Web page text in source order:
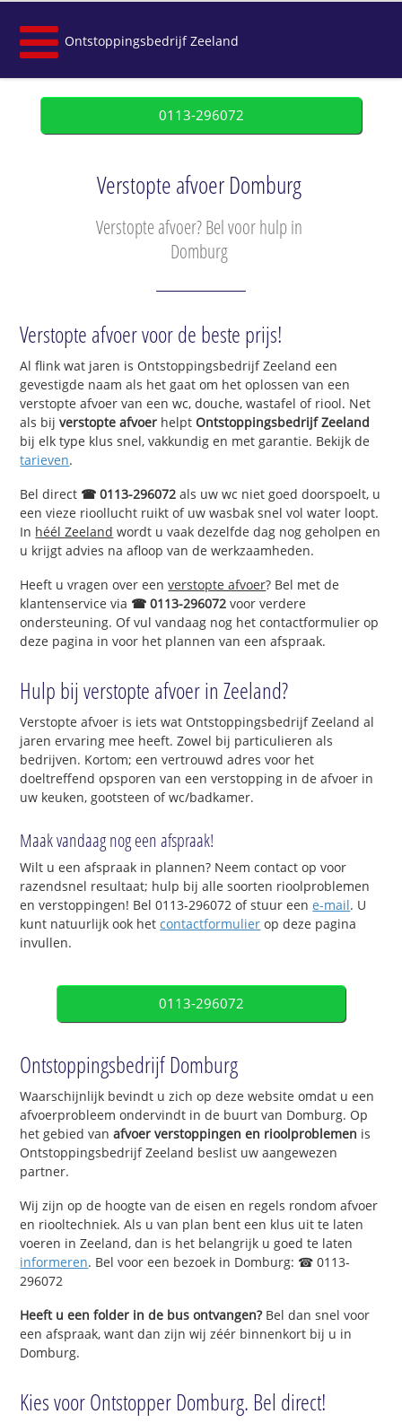
Ontstoppingsbedrijf Zeeland
0113-296072
Verstopte afvoer Domburg
Verstopte afvoer? Bel voor hulp in
Domburg
Verstopte afvoer voor de beste prijs!
Al flink wat jaren is Ontstoppingsbedrijf Zeeland een
gevestigde naam als het gaat om het oplossen van een
verstopte afvoer van een wc, douche, wastafel of riool. Net
als bijverstopte afvoer helptOntstoppingsbedrijf Zeeland
bij elk type klus snel, vakkundig en met garantie. Bekijk de
tarieven.
Bel direct ☎ 0113-296072 als uw wc niet goed doorspoelt, u
een vieze rioollucht ruikt of uw wasbak snel vol water loopt.
In héél Zeeland wordt u vaak dezelfde dag nog geholpen en
u krijgt advies na afloop van de werkzaamheden.
Heeft u vragen over eenverstopte afvoer? Bel met de
klantenservice via ☎ 0113-296072 voor verdere
ondersteuning. Of vul vandaag nog het contactformulier op
deze pagina in voor het plannen van een afspraak.
Hulp bij verstopte afvoer in Zeeland?
Verstopte afvoer is iets wat Ontstoppingsbedrijf Zeeland al
jaren ervaring mee heeft. Zowel bij particulieren als
bedrijven. Kortom; een vertrouwd adres voor het
doeltreffend opsporen van een verstopping in de afvoer in
uw keuken, gootsteen of wc/badkamer.
Maak vandaag nog een afspraak!
Wilt u een afspraak in plannen? Neem contact op voor
razendsnel resultaat; hulp bij alle soorten rioolproblemen
en verstoppingen! Bel 0113-296072 of stuur eene-mail. U
kunt natuurlijk ook hetcontactformulier op deze pagina
invullen.
0113-296072
Ontstoppingsbedrijf Domburg
Waarschijnlijk bevindt u zich op deze website omdat u een
afvoerprobleem ondervindt in de buurt van Domburg. Op
het gebied vanafvoer verstoppingen en rioolproblemen is
Ontstoppingsbedrijf Zeeland beslist uw aangewezen
partner.
Wij zijn op de hoogte van de eisen en regels rondom afvoer
en riooltechniek. Als u van plan bent een klus uit te laten
voeren in Zeeland, dan is het belangrijk u goed te laten
informeren. Bel voor een bezoek in Domburg: ☎ 0113-
296072
Heeft u een folder in de bus ontvangen?Bel dan snel voor
een afspraak, want dan zijn wij zéér binnenkort bij u in
Domburg.
Kies voor Ontstopper Domburg. Bel direct!